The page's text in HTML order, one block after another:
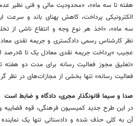
هفته تا سه ماه»، «محدودیت مالی و فنی نظیر
الکترونیکی پرداخت، کاهش پهنای باند و سرعت
سه ماه»، «اخذ هر نوع وجه و انتفاع ناشی از
عجیب
«تعلیق مجوز فعالیت رسانه برای مدت دو
فعالیت رسانه» تنها بخشی از مجازات‌های در
صدا و سیما قانونگذار مجری، دادگاه و ضابط است
در این طرح جدید کمیسیون فرهنگی، قوه
آن به ‌کلی حذف شده و دادستانی تنها یک